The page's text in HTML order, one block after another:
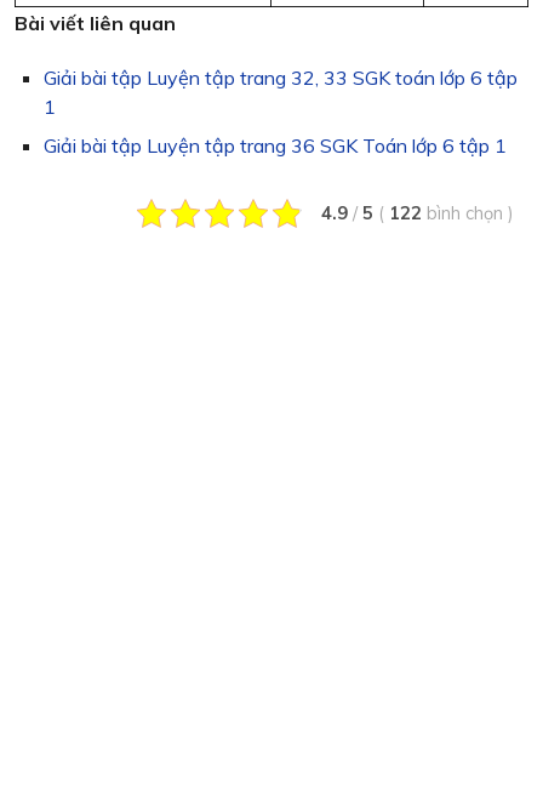
Bài viết liên quan
Giải bài tập Luyện tập trang 32, 33 SGK toán lớp 6 tập
1
Giải bài tập Luyện tập trang 36 SGK Toán lớp 6 tập 1
4.9 / 5 ( 122 bình chọn )